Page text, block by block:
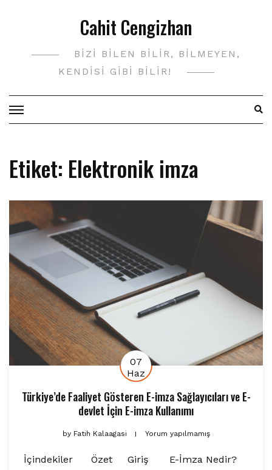
Cahit Cengizhan
BIZI BILEN BILIR, BILMEYEN,
KENDISI GIBI BILIR!
Etiket: Elektronik imza
07
Haz
Türkiye’de Faaliyet Gösteren E-imza Sağlayıcıları ve E-
devlet İçin E-imza Kullanımı
byFatih Kalaagasi Yorum yapılmamış
İçindekiler Özet Giriş E-İmza Nedir?